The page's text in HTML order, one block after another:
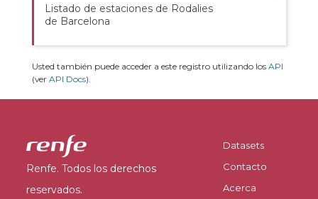
Listado de estaciones de Rodalies
de Barcelona
Usted también puede acceder a este registro utilizando los API
(ver API Docs).
Renfe. Todos los derechos
reservados.
Datasets
Contacto
Acerca